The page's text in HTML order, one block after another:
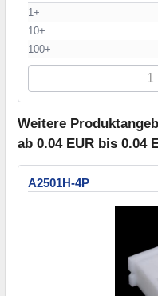
1+
10+
100+
Weitere
ab 0.04 EUR bis 0.04
A2501H-4P